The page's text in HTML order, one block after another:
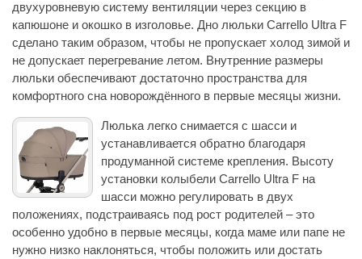
двухуровневую систему вентиляции через секцию в
капюшоне и окошко в изголовье. Дно люльки Carrello Ultra F
сделано таким образом, чтобы не пропускает холод зимой и
не допускает перегревание летом. Внутренние размеры
люльки обеспечивают достаточно пространства для
комфортного сна новорождённого в первые месяцы жизни.
Люлька легко снимается с шасси и
устанавливается обратно благодаря
продуманной системе крепления. Высоту
установки колыбели Carrello Ultra F на
шасси можно регулировать в двух
положениях, подстраиваясь под рост родителей – это
особенно удобно в первые месяцы, когда маме или папе не
нужно низко наклоняться, чтобы положить или достать